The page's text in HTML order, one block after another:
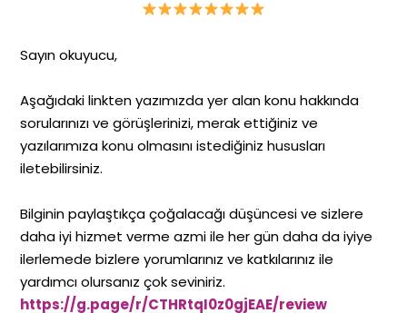
Sayın okuyucu,
Aşağıdaki linkten yazımızda yer alan konu hakkında
sorularınızı ve görüşlerinizi, merak ettiğiniz ve
yazılarımıza konu olmasını istediğiniz hususları
iletebilirsiniz.
Bilginin paylaştıkça çoğalacağı düşüncesi ve sizlere
daha iyi hizmet verme azmi ile her gün daha da iyiye
ilerlemede bizlere yorumlarınız ve katkılarınız ile
yardımcı olursanız çok seviniriz.
https://g.page/r/CTHRtqI0z0gjEAE/review